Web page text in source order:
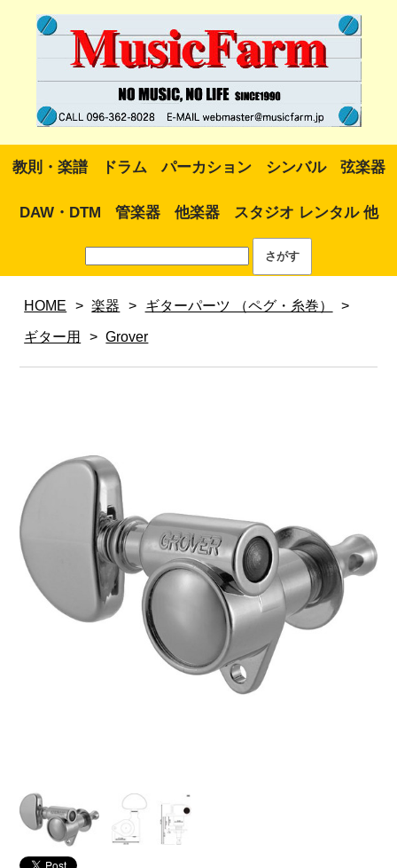
教則・楽譜 ドラム パーカション シンバル 弦楽器
DAW・DTM 管楽器 他楽器 スタジオ レンタル 他
HOME > 楽器 > ギターパーツ （ペグ・糸巻） >
ギター用 > Grover